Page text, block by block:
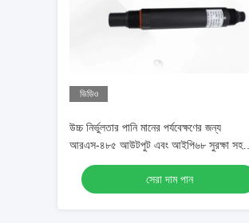
ভিডিও
উচ্চ নির্ভুলতার পানি মানের পর্যবেক্ষণের জন্য
আরএস-৪৮৫ আউটপুট এবং আইপি৬৮ সুরক্ষা সহ
কেডব্লিউএস-৩৮০ ডিজিটাল টিডিএস সেন্সর
সেরা দাম পান